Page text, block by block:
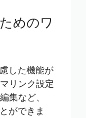
めのワ
した機能が
リンク設定
集など、
ができま